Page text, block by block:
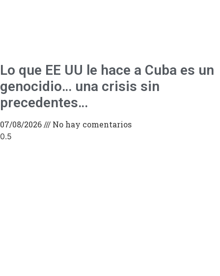
Lo que EE UU le hace a Cuba es un
genocidio… una crisis sin
precedentes…
07/08/2026 No hay comentarios